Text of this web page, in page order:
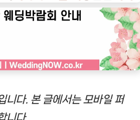
니다. 본 글에서는 모바일 퍼
니다.